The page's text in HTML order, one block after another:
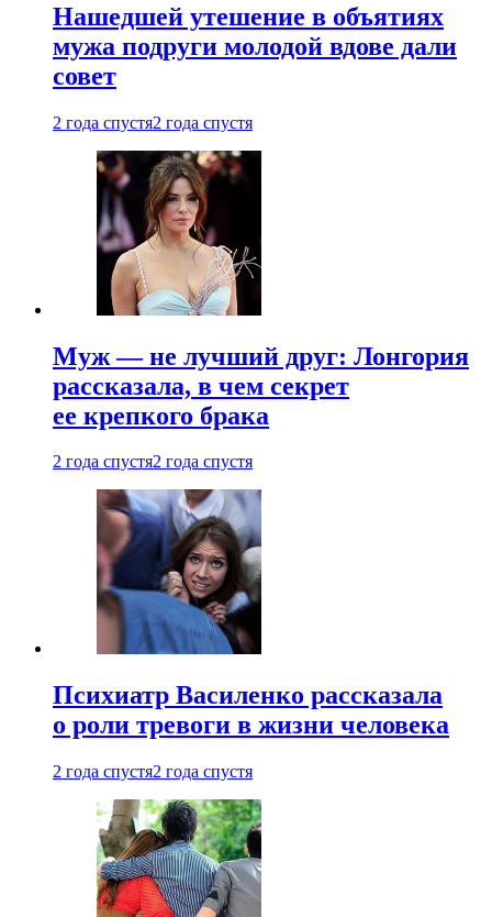
Нашедшей утешение в объятиях
мужа подруги молодой вдове дали
совет
2 года спустя2 года спустя
Муж — не лучший друг: Лонгория
рассказала, в чем секрет
ее крепкого брака
2 года спустя2 года спустя
Психиатр Василенко рассказала
о роли тревоги в жизни человека
2 года спустя2 года спустя